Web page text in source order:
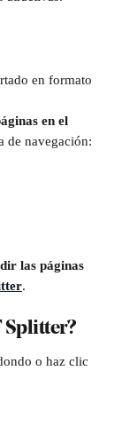
en formato
en el
de navegación:
las páginas
.
Splitter?
o haz clic